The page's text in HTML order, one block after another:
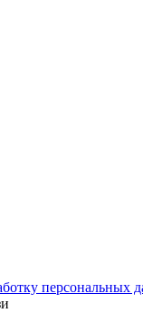
персональных